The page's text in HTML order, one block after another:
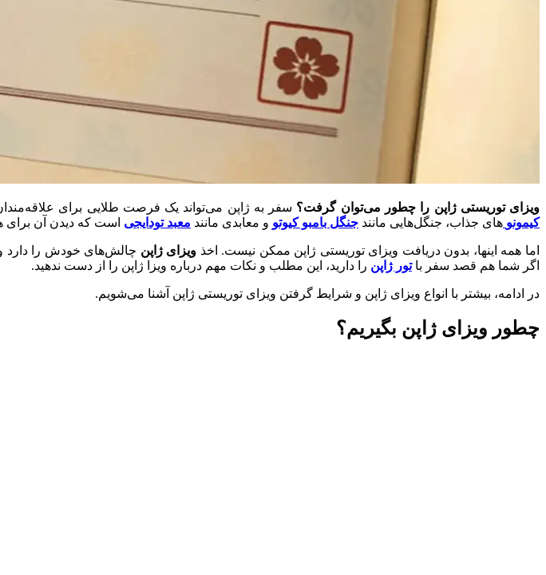
ویزای توریستی ژاپن را چطور می‌توان گرفت؟ سفر به ژاپن می‌تواند یک فرصت طلایی برای
کیمونو های جذاب، جنگل‌هایی مانند جنگل بامبو کیوتو و معابدی مانند معبد تودایجی است که دیدن آن
اما همه اینها، بدون دریافت ویزای توریستی ژاپن ممکن نیست. اخذ ویزای ژاپن چالش‌های خودش را دارد
اگر شما هم قصد سفر باتور ژاپن را دارید، این مطلب و نکات مهم درباره ویزا ژاپن را از دست ندهید.
در ادامه، بیشتر با انواع ویزای ژاپن و شرایط گرفتن ویزای توریستی ژاپن آشنا می‌شویم.
چطور ویزای ژاپن بگیریم؟